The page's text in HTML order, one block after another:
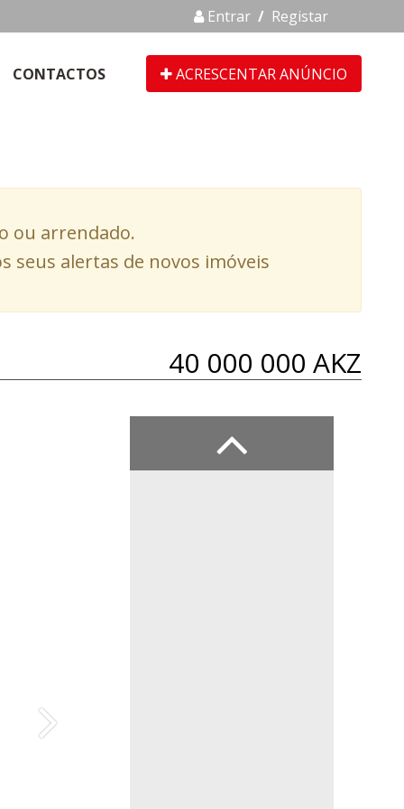
Entrar / Registar
CONTACTOS ACRESCENTAR ANÚNCIO
ou arrendado.
seus alertas de novos imóveis
40 000 000 AKZ